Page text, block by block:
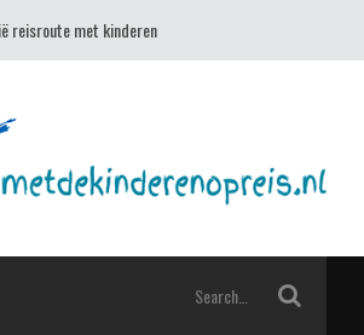
reisroute met kinderen